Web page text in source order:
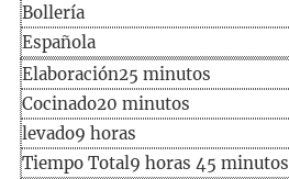
Bollería
Española
Elaboración
Elaboración25minutos
minutos
Cocinado
Cocinado20minutos
minutos
levado9horas
horas
Tiempo
Tiempo Total9horas
horas 45minutos
minutos